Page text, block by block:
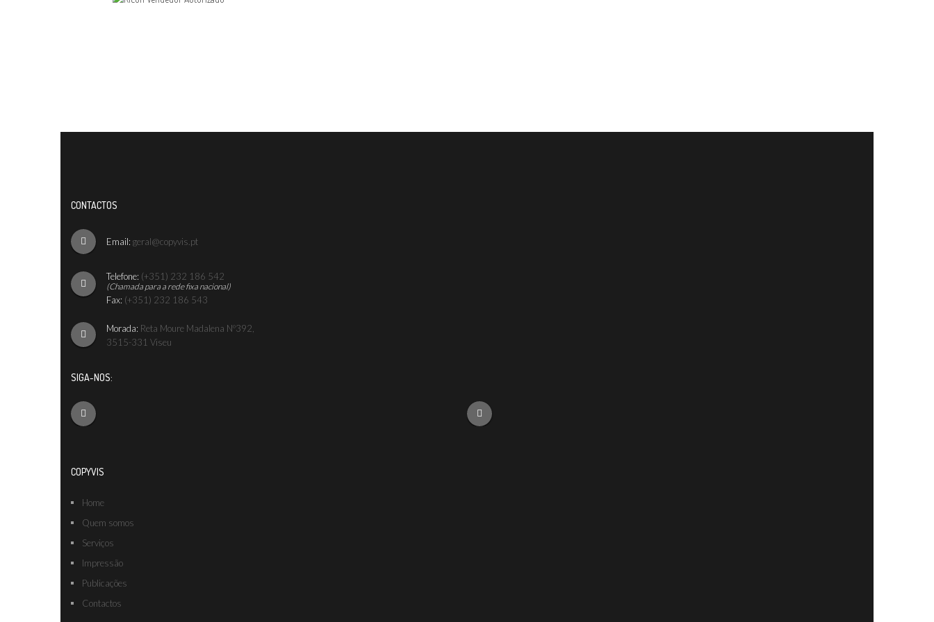
CONTACTOS
Email: geral@copyvis.pt
Telefone: (+351) 232 186 542
(Chamada para a rede fixa nacional)
Fax: (+351) 232 186 543
Morada: Reta Moure Madalena Nº392,
3515-331 Viseu
SIGA-NOS:
COPYVIS
Home
Quem somos
Serviços
Impressão
Publicações
Contactos